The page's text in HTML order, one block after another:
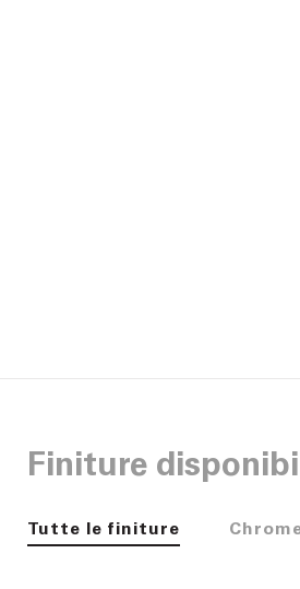
Finiture
Tutte le finiture